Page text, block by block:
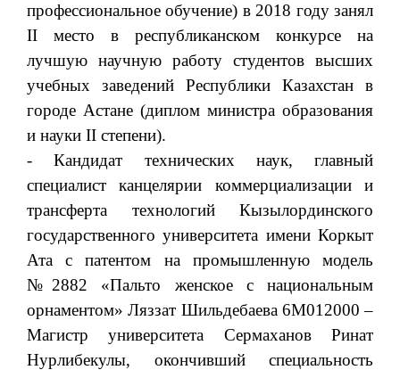
профессиональное обучение) в 2018 году занял
ІІ место в республиканском конкурсе на
лучшую научную работу студентов высших
учебных заведений Республики Казахстан в
городе Астане (диплом министра образования
и науки II степени).
- Кандидат технических наук, главный
специалист канцелярии коммерциализации и
трансферта технологий Кызылординского
государственного университета имени Коркыт
Ата с патентом на промышленную модель
№2882 «Пальто женское с национальным
орнаментом» Ляззат Шильдебаева 6М012000 –
Магистр университета Сермаханов Ринат
Нурлибекулы, окончивший специальность